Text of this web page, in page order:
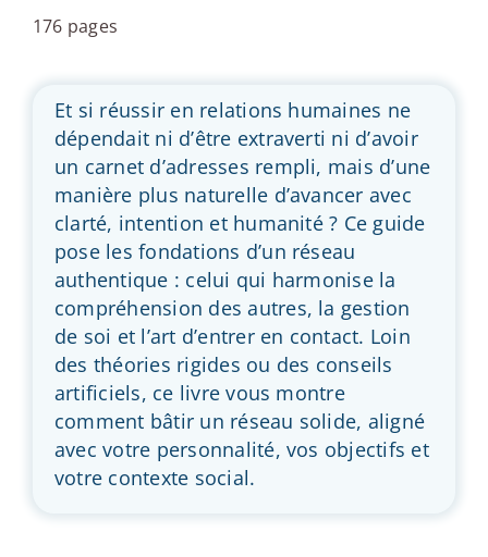
176 pages
Et si réussir en relations humaines ne
dépendait ni d’être extraverti ni d’avoir
un carnet d’adresses rempli, mais d’une
manière plus naturelle d’avancer avec
clarté, intention et humanité ? Ce guide
pose les fondations d’un réseau
authentique : celui qui harmonise la
compréhension des autres, la gestion
de soi et l’art d’entrer en contact. Loin
des théories rigides ou des conseils
artificiels, ce livre vous montre
comment bâtir un réseau solide, aligné
avec votre personnalité, vos objectifs et
votre contexte social.